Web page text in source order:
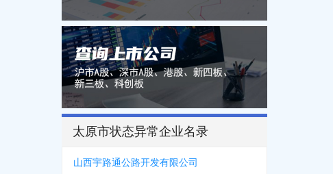
太原市状态异常企业名录
山西宇路通公路开发有限公司